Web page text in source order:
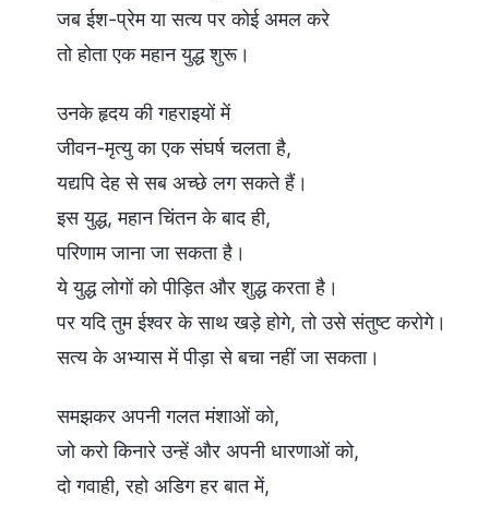
जब ईश-प्रेम या सत्य पर कोई अमल करे
तो होता एक महान युद्ध शुरू।
उनके हृदय की गहराइयों में
जीवन-मृत्यु का एक संघर्ष चलता है,
यद्यपि देह से सब अच्छे लग सकते हैं।
इस युद्ध, महान चिंतन के बाद ही,
परिणाम जाना जा सकता है।
ये युद्ध लोगों को पीड़ित और शुद्ध करता है।
पर यदि तुम ईश्वर के साथ खड़े होगे, तो उसे संतुष्ट करोगे।
सत्य के अभ्यास में पीड़ा से बचा नहीं जा सकता।
समझकर अपनी गलत मंशाओं को,
जो करो किनारे उन्हें और अपनी धारणाओं को,
दो गवाही, रहो अडिग हर बात में,